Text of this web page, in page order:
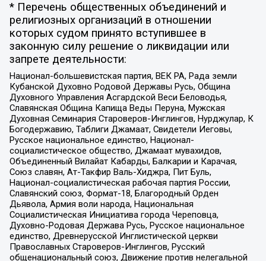
* Перечень общественных объединений и
религиозных организаций в отношении
которых судом принято вступившее в
законную силу решение о ликвидации или
запрете деятельности:
Национал-большевистская партия, ВЕК РА, Рада земли
Кубанской Духовно Родовой Державы Русь, Община
Духовного Управления Асгардской Веси Беловодья,
Славянская Община Капища Веды Перуна, Мужская
Духовная Семинария Староверов-Инглингов, Нурджулар, К
Богодержавию, Таблиги Джамаат, Свидетели Иеговы,
Русское национальное единство, Национал-
социалистическое общество, Джамаат мувахидов,
Объединенный Вилайат Кабарды, Балкарии и Карачая,
Союз славян, Ат-Такфир Валь-Хиджра, Пит Буль,
Национал-социалистическая рабочая партия России,
Славянский союз, Формат-18, Благородный Орден
Дьявола, Армия воли народа, Национальная
Социалистическая Инициатива города Череповца,
Духовно-Родовая Держава Русь, Русское национальное
единство, Древнерусской Инглистической церкви
Православных Староверов-Инглингов, Русский
общенациональный союз, Движение против нелегальной